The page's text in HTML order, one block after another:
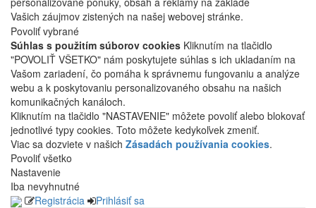
Vašich záujmov zistených na našej webovej stránke.
Povoliť vybrané
Súhlas s použitím súborov cookies Kliknutím na tlačidlo
"POVOLIŤ VŠETKO" nám poskytujete súhlas s ich ukladaním na
Vašom zariadení, čo pomáha k správnemu fungovaniu a analýze
webu a k poskytovaniu personalizovaného obsahu na našich
komunikačných kanáloch.
Kliknutím na tlačidlo "NASTAVENIE" môžete povoliť alebo blokovať
jednotlivé typy cookies. Toto môžete kedykoľvek zmeniť.
Viac sa dozviete v našich Zásadách používania cookies.
Povoliť všetko
Nastavenie
Iba nevyhnutné
Registrácia
Prihlásiť sa